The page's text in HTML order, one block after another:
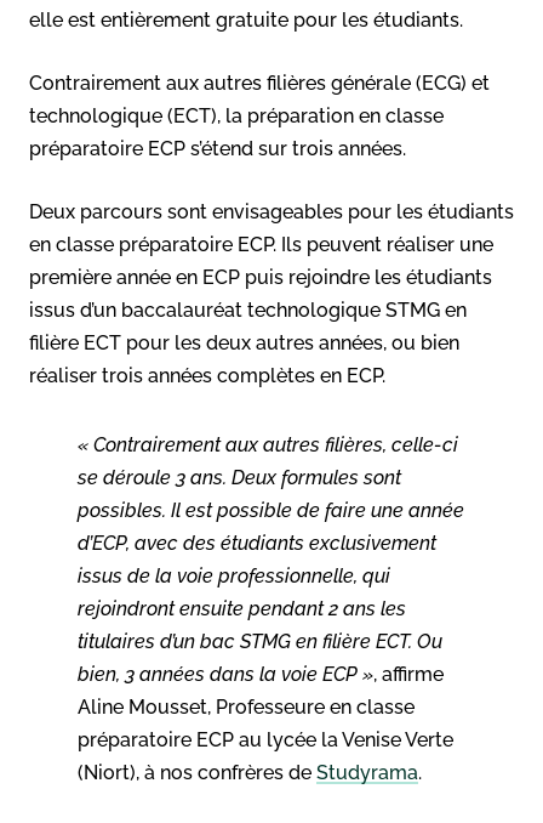
elle est entièrement gratuite pour les étudiants.
Contrairement aux autres filières générale (ECG) et
technologique (ECT), la préparation en classe
préparatoire ECP s’étend sur trois années.
Deux parcours sont envisageables pour les étudiants
en classe préparatoire ECP. Ils peuvent réaliser une
première année en ECP puis rejoindre les étudiants
issus d’un baccalauréat technologique STMG en
filière ECT pour les deux autres années, ou bien
réaliser trois années complètes en ECP.
« Contrairement aux autres filières, celle-ci
se déroule 3 ans. Deux formules sont
possibles. Il est possible de faire une année
d’ECP, avec des étudiants exclusivement
issus de la voie professionnelle, qui
rejoindront ensuite pendant 2 ans les
titulaires d’un bac STMG en filière ECT. Ou
bien, 3 années dans la voie ECP », affirme
Aline Mousset, Professeure en classe
préparatoire ECP au lycée la Venise Verte
(Niort), à nos confrères de Studyrama.